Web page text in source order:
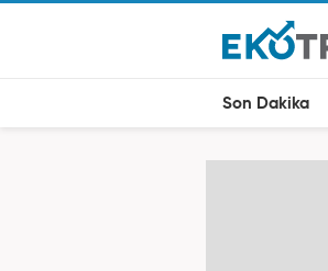
Son Dakika